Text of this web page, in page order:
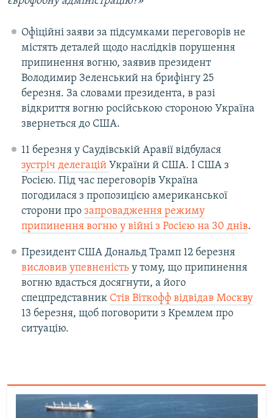
Офіційні заяви за підсумками переговорів не
містять деталей щодо наслідків порушення
припинення вогню, заявив президент
Володимир Зеленський на брифінгу 25
березня. За словами президента, в разі
відкриття вогню російською стороною Україна
звернеться до США.
11 березня у Саудівській Аравії відбулася
зустріч делегацій України й США. І США з
Росією. Під час переговорів Україна
погодилася з пропозицією американської
сторони про запровадження режиму
припинення вогню у війні з Росією на 30 днів.
Президент США Дональд Трамп 12 березня
висловив упевненістьу тому, що припинення
вогню вдасться досягнути, а його
спецпредставник Стів Віткофф відвідав Москву
13 березня, щоб поговорити з Кремлем про
ситуацію.